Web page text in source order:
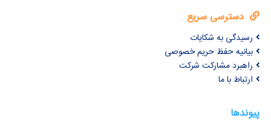
دسترسی سریع
رسیدگی به شکایات
بیانیه حفظ حریم خصوصی
راهبرد مشارکت شرکت
ارتباط با ما
پیوندها